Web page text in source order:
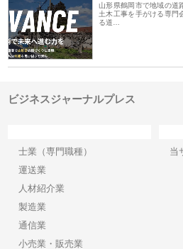
山形県鶴岡市で地域の道
土木工事を手がける専門
る道…
ビジネスジャーナルプレス
士業（専門職種）
運送業
人材紹介業
製造業
通信業
小売業・販売業
当